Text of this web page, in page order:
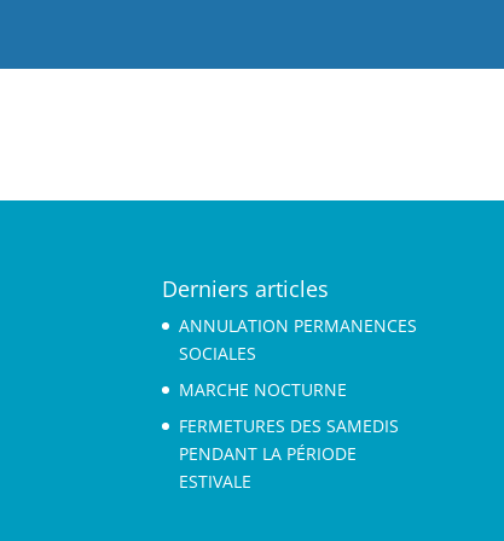
Derniers articles
ANNULATION PERMANENCES
SOCIALES
MARCHE NOCTURNE
FERMETURES DES SAMEDIS
PENDANT LA PÉRIODE
ESTIVALE